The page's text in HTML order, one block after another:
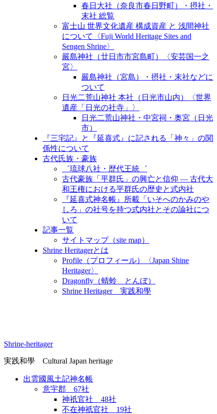
春日大社（奈良市春日野町）・摂社・
末社 総覧
富士山 世界文化遺産 構成資産 と 浅間神社
について〈Fuji World Heritage Sites and
Sengen Shrine〉
嚴島神社（廿日市市宮島町）〈安芸国一之
宮〉
嚴島神社（宮島）・摂社・末社などに
ついて
日光二荒山神社 本社（日光市山内）〈世界
遺産「日光の社寺」〉
日光二荒山神社・中宮祠・奥宮（日光
市）
『三宅記』と『延喜式』に記される「神々」の関
係性について
古代氏族・豪族
゛琉球八社・歴代王統゛
古代豪族「平群氏」の興亡と信仰 ― 古代大
和王権における平群氏の歴史と式内社
『延喜式神名帳』所載「いそへのかみのや
しろ」の社号を持つ式内社とその論社につ
いて
記事一覧
サイトマップ（site map）
Shrine Heritagerとは
Profile（プロフィール）〈Japan Shine
Heritager​〉
Dragonfly（蜻蛉 とんぼ）
Shrine Heritager 実践和學
Shrine-heritager
実践和學 Cultural Japan heritage
出雲國風土記神名帳
意宇郡 67社
神祇官社 48社
不在神祇官社 19社